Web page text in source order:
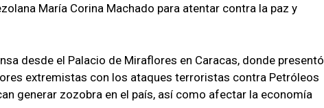
María Corina Machado para atentar contra la paz y
desde el Palacio de Miraflores en Caracas, donde presentó
extremistas con los ataques terroristas contra Petróleos
generar zozobra en el país, así como afectar la economía